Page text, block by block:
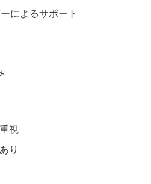
によるサポート
視
り